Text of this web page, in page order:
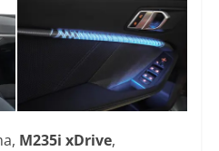
M235i xDrive,